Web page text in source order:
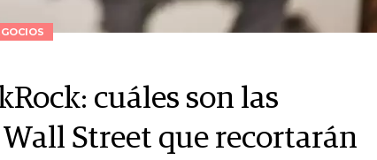
cuáles son las
Street que recortarán